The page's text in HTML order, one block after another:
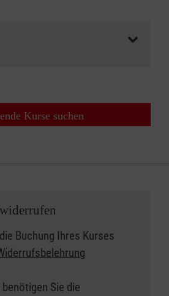
Kurse suchen
Buchung Ihres Kurses
Sie die